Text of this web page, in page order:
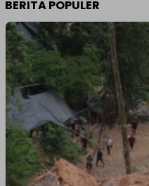
BERITA POPULER